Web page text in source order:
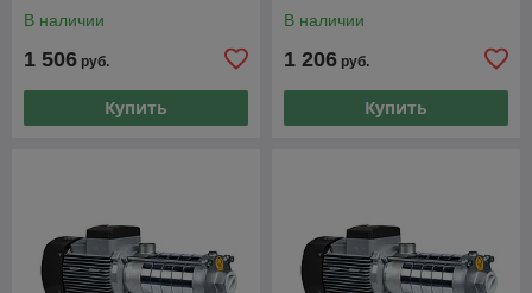
В наличии
1 506 руб.
Купить
В наличии
1 206 руб.
Купить